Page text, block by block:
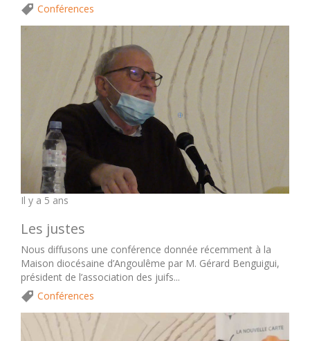
Conférences
Il y a 5 ans
Les justes
Nous diffusons une conférence donnée récemment à la
Maison diocésaine d’Angoulême par M. Gérard Benguigui,
président de l’association des juifs...
Conférences